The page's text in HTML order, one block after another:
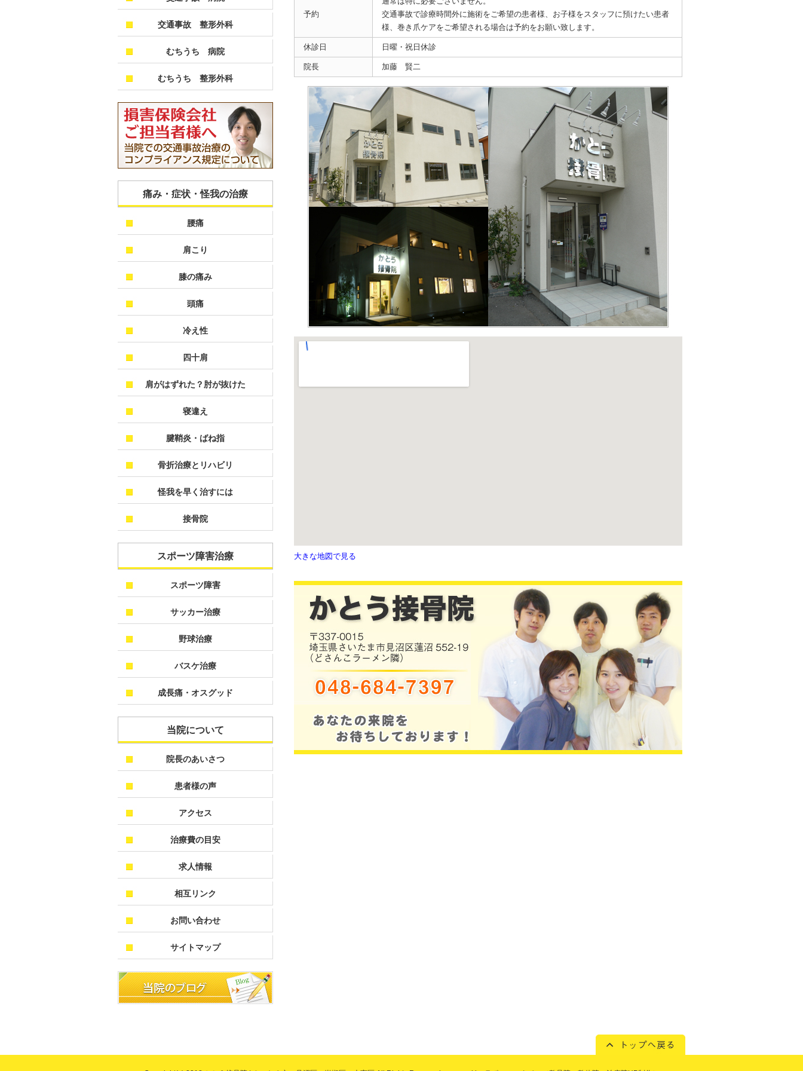
予約
交通事故で診療時間外に施術をご希望の患者様、お子様をスタッフに預けたい患者
様、巻き爪ケアをご希望される場合は予約をお願い致します。
休診日 日曜・祝日休診
院長 加藤 賢二
大きな地図で見る
交通事故 整形外科
むちうち 病院
むちうち 整形外科
痛み・症状・怪我の治療
腰痛
肩こり
膝の痛み
頭痛
冷え性
四十肩
肩がはずれた？肘が抜けた
寝違え
腱鞘炎・ばね指
骨折治療とリハビリ
怪我を早く治すには
接骨院
スポーツ障害治療
スポーツ障害
サッカー治療
野球治療
バスケ治療
成長痛・オスグッド
当院について
院長のあいさつ
患者様の声
アクセス
治療費の目安
求人情報
相互リンク
お問い合わせ
サイトマップ